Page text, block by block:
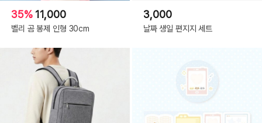
35% 11,000
벨리 곰 봉제 인형 30cm
3,000
날짜 생일 편지지 세트